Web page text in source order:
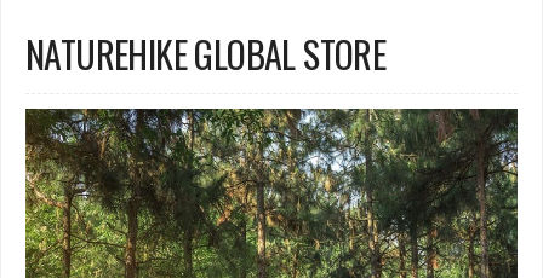
NATUREHIKE GLOBAL STORE